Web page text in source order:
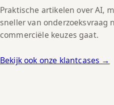
Praktische artikelen over AI,
sneller van onderzoeksvraag
commerciële keuzes gaat.
Bekijk ook onze klantcases →